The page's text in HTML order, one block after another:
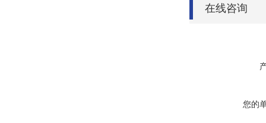
在线咨询
您的